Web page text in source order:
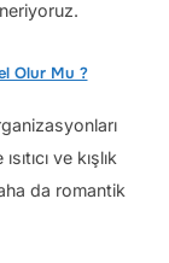
Olur Mu ?
ve kışlık
da romantik